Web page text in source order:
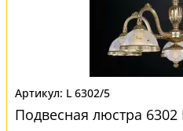
L 6302/5
Подвесная люстра